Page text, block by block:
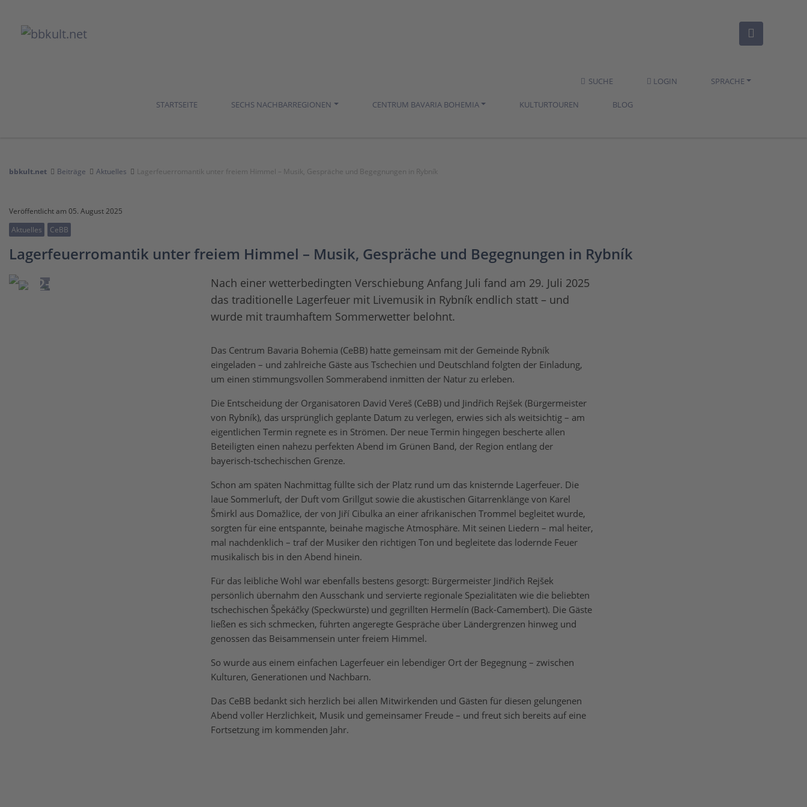
SUCHE LOGIN SPRACHE
STARTSEITE SECHS NACHBARREGIONEN CENTRUM BAVARIA BOHEMIA KULTURTOUREN BLOG
bbkult.net Beiträge Aktuelles Lagerfeuerromantik unter freiem Himmel – Musik, Gespräche und Begegnungen in Rybník
Veröffentlicht am 05. August 2025
Aktuelles
CeBB
Lagerfeuerromantik unter freiem Himmel – Musik, Gespräche und Begegnungen in Rybník
2+
Nach einer wetterbedingten Verschiebung Anfang Juli fand am 29. Juli 2025
das traditionelle Lagerfeuer mit Livemusik in Rybník endlich statt – und
wurde mit traumhaftem Sommerwetter belohnt.
Das Centrum Bavaria Bohemia (CeBB) hatte gemeinsam mit der Gemeinde Rybník
eingeladen – und zahlreiche Gäste aus Tschechien und Deutschland folgten der Einladung,
um einen stimmungsvollen Sommerabend inmitten der Natur zu erleben.
Die Entscheidung der Organisatoren David Vereš (CeBB) und Jindřich Rejšek (Bürgermeister
von Rybník), das ursprünglich geplante Datum zu verlegen, erwies sich als weitsichtig – am
eigentlichen Termin regnete es in Strömen. Der neue Termin hingegen bescherte allen
Beteiligten einen nahezu perfekten Abend im Grünen Band, der Region entlang der
bayerisch-tschechischen Grenze.
Schon am späten Nachmittag füllte sich der Platz rund um das knisternde Lagerfeuer. Die
laue Sommerluft, der Duft vom Grillgut sowie die akustischen Gitarrenklänge von Karel
Šmirkl aus Domažlice, der von Jiří Cibulka an einer afrikanischen Trommel begleitet wurde,
sorgten für eine entspannte, beinahe magische Atmosphäre. Mit seinen Liedern – mal heiter,
mal nachdenklich – traf der Musiker den richtigen Ton und begleitete das lodernde Feuer
musikalisch bis in den Abend hinein.
Für das leibliche Wohl war ebenfalls bestens gesorgt: Bürgermeister Jindřich Rejšek
persönlich übernahm den Ausschank und servierte regionale Spezialitäten wie die beliebten
tschechischen Špekáčky (Speckwürste) und gegrillten Hermelín (Back-Camembert). Die Gäste
ließen es sich schmecken, führten angeregte Gespräche über Ländergrenzen hinweg und
genossen das Beisammensein unter freiem Himmel.
So wurde aus einem einfachen Lagerfeuer ein lebendiger Ort der Begegnung – zwischen
Kulturen, Generationen und Nachbarn.
Das CeBB bedankt sich herzlich bei allen Mitwirkenden und Gästen für diesen gelungenen
Abend voller Herzlichkeit, Musik und gemeinsamer Freude – und freut sich bereits auf eine
Fortsetzung im kommenden Jahr.